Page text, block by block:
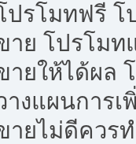
ปรโมทฟรี โ
าย โปรโมท
ายให้ได้ผล
างแผนการ
ายไม่ดีควร